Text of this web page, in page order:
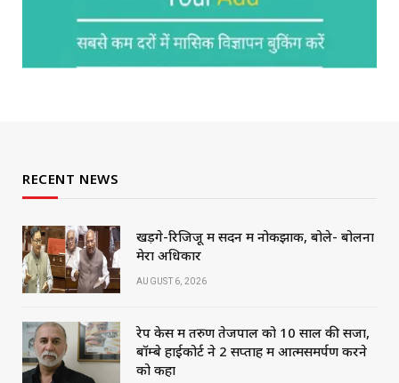
RECENT NEWS
खड़गे-रिजिजू में सदन में नोकझोंक, बोले- बोलना
मेरा अधिकार
AUGUST 6, 2026
रेप केस में तरुण तेजपाल को 10 साल की सजा,
बॉम्बे हाईकोर्ट ने 2 सप्ताह में आत्मसमर्पण करने
को कहा